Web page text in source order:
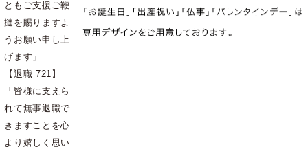
ともご支援ご鞭
撻を賜りますよ
うお願い申し上
げます」
【退職 721】
「皆様に支えら
れて無事退職で
きますことを心
より嬉しく思い